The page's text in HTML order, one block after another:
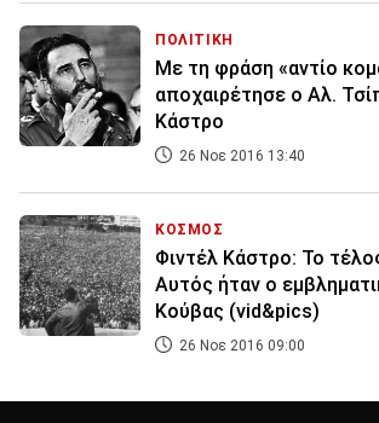
ΠΟΛΙΤΙΚΗ
Με τη φράση «αντίο
αποχαιρέτησε ο Αλ.
Κάστρο
26 Νοε 2016 13:40
ΚΟΣΜΟΣ
Φιντέλ Κάστρο: Το
Αυτός ήταν ο
Κούβας (vid&pics)
26 Νοε 2016 09:00